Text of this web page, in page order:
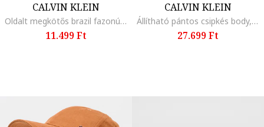
CALVIN KLEIN
Oldalt megkötős brazil fazonú fürdőruhafelső, Lazacszín
11.499 Ft
CALVIN KLEIN
Állítható pántos csipkés body, Fekete
27.699 Ft